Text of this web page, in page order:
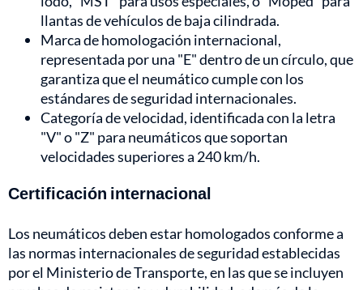
llantas de vehículos de baja cilindrada.
Marca de homologación internacional,
representada por una "E" dentro de un círculo, que
garantiza que el neumático cumple con los
estándares de seguridad internacionales.
Categoría de velocidad, identificada con la letra
"V" o "Z" para neumáticos que soportan
velocidades superiores a 240 km/h.
Certificación internacional
Los neumáticos deben estar homologados conforme a
las normas internacionales de seguridad establecidas
por el Ministerio de Transporte, en las que se incluyen